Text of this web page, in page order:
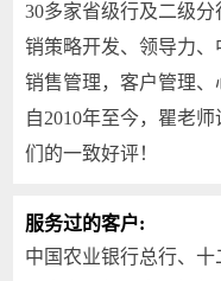
30多家省级行及二级
销策略开发、领导力、
销售管理，客户管理、
自2010年至今，瞿老
们的一致好评！
服务过的客户:
中国农业银行总行、十